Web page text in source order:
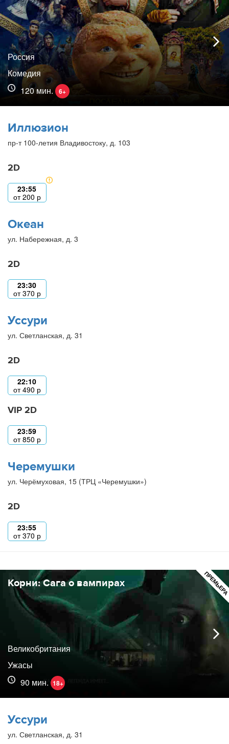
Россия
Комедия
120 мин.
6+
Иллюзион
пр-т 100-летия Владивостоку, д. 103
2D
23:55
от200 р
Океан
ул. Набережная, д. 3
2D
23:30
от370 р
Уссури
ул. Светланская, д. 31
2D
22:10
от490 р
VIP 2D
23:59
от850 р
Черемушки
ул. Черёмуховая, 15 (ТРЦ «Черемушки»)
2D
23:55
от370 р
Корни: Сага о вампирах
Великобритания
Ужасы
90 мин. 18+
Уссури
ул. Светланская, д. 31